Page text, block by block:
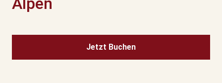
Jetzt Buchen